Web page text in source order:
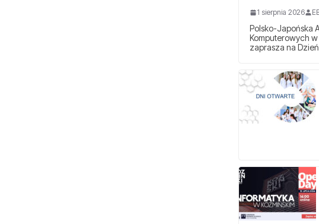
1 sierpnia 2026
Polsko-Japońska
Komputerowych
zaprasza na